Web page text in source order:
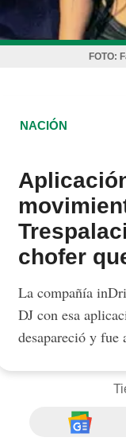
FOTO:
NACIÓN
chofer
La compañía
DJ con esa
desapareció y fue